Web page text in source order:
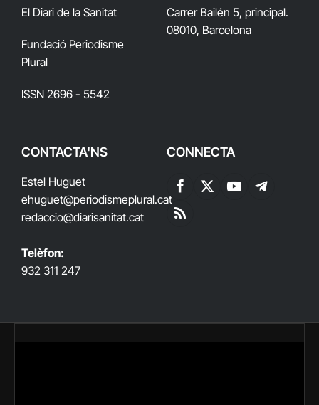
El Diari de la Sanitat
Fundació Periodisme
Plural
ISSN 2696 - 5542
Carrer Bailén 5, principal.
08010, Barcelona
CONTACTA'NS
Estel Huguet
ehuguet@periodismeplural.cat
redaccio@diarisanitat.cat
Telèfon:
932 311 247
CONNECTA
Facebook
X
YouTubeTelegram
RSS